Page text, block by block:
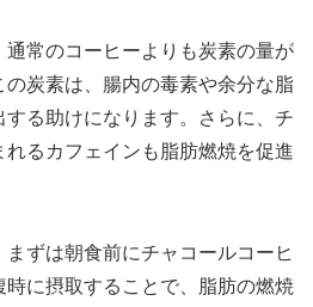
常のコーヒーよりも炭素の量が
炭素は、腸内の毒素や余分な脂
る助けになります。さらに、チ
るカフェインも脂肪燃焼を促進
ずは朝食前にチャコールコーヒ
に摂取することで、脂肪の燃焼